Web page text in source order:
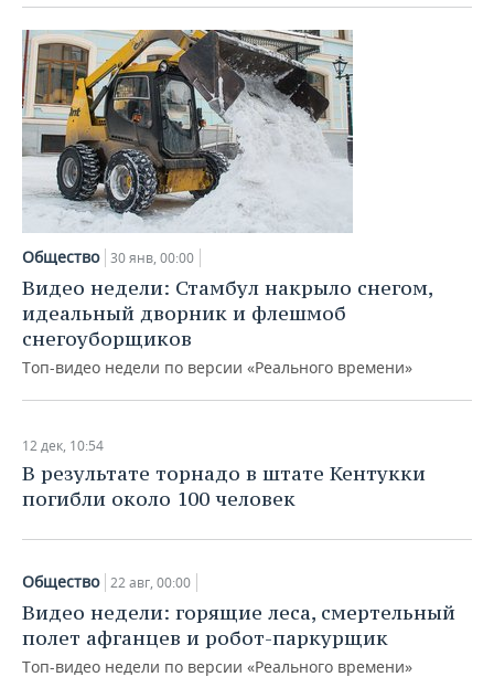
Общество 30 янв, 00:00
Видео недели: Стамбул накрыло снегом,
идеальный дворник и флешмоб
снегоуборщиков
Топ-видео недели по версии «Реального времени»
12 дек, 10:54
В результате торнадо в штате Кентукки
погибли около 100 человек
Общество 22 авг, 00:00
Видео недели: горящие леса, смертельный
полет афганцев и робот-паркурщик
Топ-видео недели по версии «Реального времени»